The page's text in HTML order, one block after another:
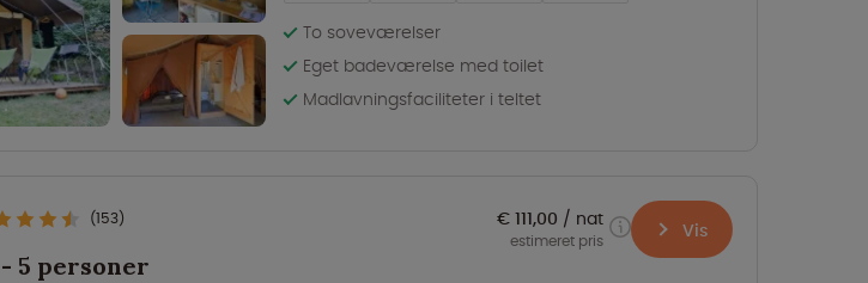
To soveværelser
Eget badeværelse med toilet
Madlavningsfaciliteter i teltet
(153)
5 personer
€ 111,00 nat
estimeret pris Vis